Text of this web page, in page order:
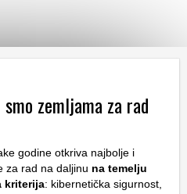
zemljama za rad
godine otkriva najbolje i
za rad na daljinu na temelju
kriterija: kibernetička sigurnost,